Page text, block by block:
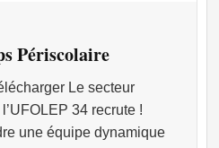
Périscolaire
Le secteur
34 recrute !
une équipe dynamique